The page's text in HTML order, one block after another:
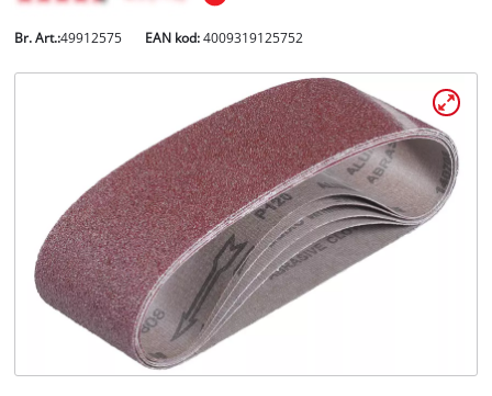
Hrvatski
English
Br. Art.:49912575 EAN kod:4009319125752